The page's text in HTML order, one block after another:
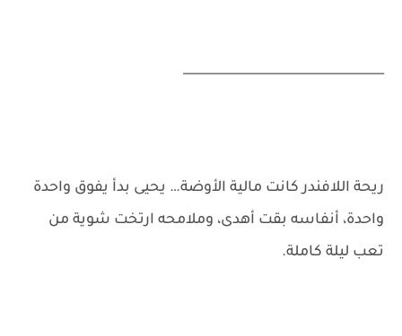
________________________________
ريحة اللافندر كانت مالية الأوضة… يحيى بدأ يفوق واحدة
واحدة، أنفاسه بقت أهدى، وملامحه ارتخت شوية من
تعب ليلة كاملة.